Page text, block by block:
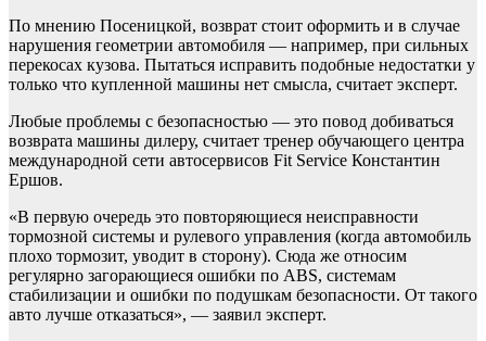
По мнению Посеницкой, возврат стоит оформить и в случае
нарушения геометрии автомобиля — например, при сильных
перекосах кузова. Пытаться исправить подобные недостатки у
только что купленной машины нет смысла, считает эксперт.
Любые проблемы с безопасностью — это повод добиваться
возврата машины дилеру, считает тренер обучающего центра
международной сети автосервисов Fit Service Константин
Ершов.
«В первую очередь это повторяющиеся неисправности
тормозной системы и рулевого управления (когда автомобиль
плохо тормозит, уводит в сторону). Сюда же относим
регулярно загорающиеся ошибки по ABS, системам
стабилизации и ошибки по подушкам безопасности. От такого
авто лучше отказаться», — заявил эксперт.